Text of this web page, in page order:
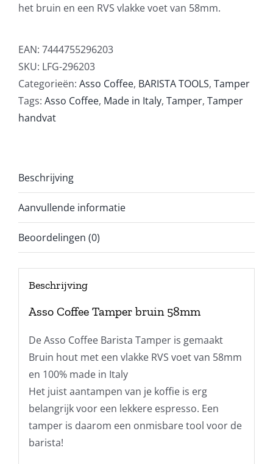
het bruin en een RVS vlakke voet van 58mm.
EAN: 7444755296203
SKU: LFG-296203
Categorieën: Asso Coffee, BARISTA TOOLS, Tamper
Tags: Asso Coffee, Made in Italy, Tamper, Tamper
handvat
Beschrijving
Aanvullende informatie
Beoordelingen (0)
Beschrijving
Asso Coffee Tamper bruin 58mm
De Asso Coffee Barista Tamper is gemaakt
Bruin hout met een vlakke RVS voet van 58mm
en 100% made in Italy
Het juist aantampen van je koffie is erg
belangrijk voor een lekkere espresso. Een
tamper is daarom een onmisbare tool voor de
barista!